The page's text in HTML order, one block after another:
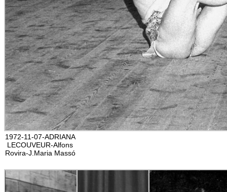
1972-11-07-ADRIANA
LECOUVEUR-Alfons
Rovira-J.Maria Massó